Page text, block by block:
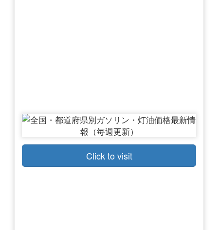
Click to visit